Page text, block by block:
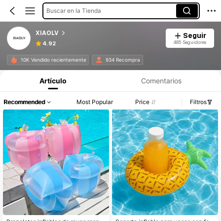
Buscar en la Tienda
XIAOLV
4.92
Seguir
485 Seguidores
10K Vendido recientemente 934 Recompra
Artículo Comentarios
Recommended Most Popular Price Filtros